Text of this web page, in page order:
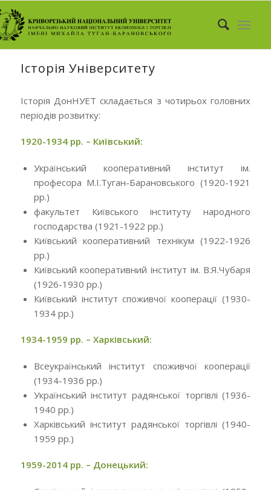
Історія Університету
Історія ДонНУЕТ складається з чотирьох головних
періодів розвитку:
1920-1934 рр. – Київський:
Український кооперативний інститут ім.
професора М.І.Туган-Барановського (1920-1921
рр.)
факультет Київського інституту народного
господарства (1921-1922 рр.)
Київський кооперативний технікум (1922-1926
рр.)
Київський кооперативний інститут ім. В.Я.Чубаря
(1926-1930 рр.)
Київський інститут споживчої кооперації (1930-
1934 рр.)
1934-1959 рр. – Харківський:
Всеукраїнський інститут споживчої кооперації
(1934-1936 рр.)
Український інститут радянської торгівлі (1936-
1940 рр.)
Харківський інститут радянської торгівлі (1940-
1959 рр.)
1959-2014 рр. – Донецький: